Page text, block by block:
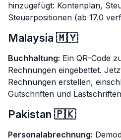
hinzugefügt: Kontenplan,
Steuerpositionen (ab 17.0
Malaysia 🇲🇾
Buchhaltung: Ein QR-Code
Rechnungen eingebettet.
Rechnungen erstellen,
Gutschriften und
Pakistan 🇵🇰
Personalabrechnung: